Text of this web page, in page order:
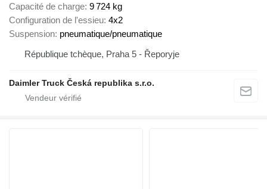
Capacité de charge 9 724 kg
Configuration de l'essieu 4x2
Suspension pneumatique/pneumatique
République tchèque, Praha 5 - Řeporyje
Daimler Truck Česká republika s.r.o.